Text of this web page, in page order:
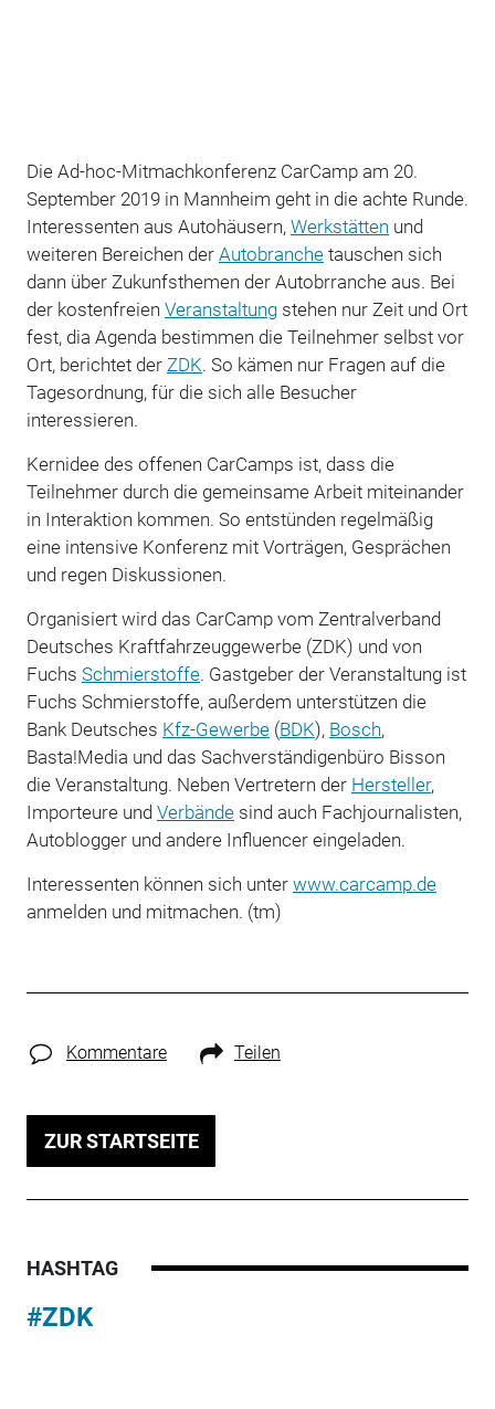
Die Ad-hoc-Mitmachkonferenz CarCamp am 20.
September 2019 in Mannheim geht in die achte Runde.
Interessenten aus Autohäusern, Werkstätten und
weiteren Bereichen der Autobranchetauschen sich
dann über Zukunfsthemen der Autobrranche aus. Bei
der kostenfreien Veranstaltungstehen nur Zeit und Ort
fest, dia Agenda bestimmen die Teilnehmer selbst vor
Ort, berichtet der ZDK. So kämen nur Fragen auf die
Tagesordnung, für die sich alle Besucher
interessieren.
Kernidee des offenen CarCamps ist, dass die
Teilnehmer durch die gemeinsame Arbeit miteinander
in Interaktion kommen. So entstünden regelmäßig
eine intensive Konferenz mit Vorträgen, Gesprächen
und regen Diskussionen.
Organisiert wird das CarCamp vom Zentralverband
Deutsches Kraftfahrzeuggewerbe (ZDK) und von
Fuchs Schmierstoffe. Gastgeber der Veranstaltung ist
Fuchs Schmierstoffe, außerdem unterstützen die
Bank Deutsches Kfz-Gewerbe(BDK), Bosch,
Basta!Media und das Sachverständigenbüro Bisson
die Veranstaltung. Neben Vertretern der Hersteller,
Importeure und Verbändesind auch Fachjournalisten,
Autoblogger und andere Influencer eingeladen.
Interessenten können sich unter www.carcamp.de
anmelden und mitmachen. (tm)
Kommentare Teilen
ZUR STARTSEITE
HASHTAG
#ZDK